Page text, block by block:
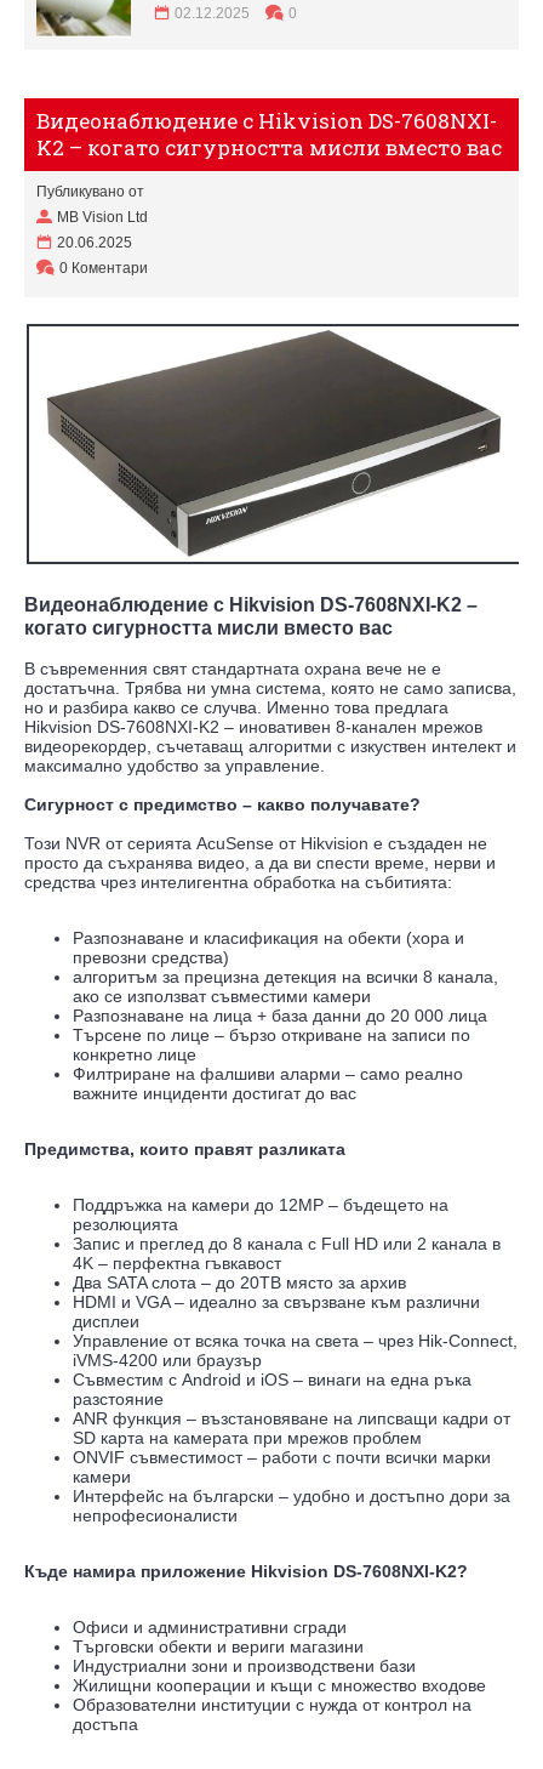
02.12.2025 0
Видеонаблюдение с Hikvision DS-7608NXI-
K2 – когато сигурността мисли вместо вас
Публикувано от
MB Vision Ltd
20.06.2025
0 Коментари
Видеонаблюдение с Hikvision DS-7608NXI-K2 –
когато сигурността мисли вместо вас
В съвременния свят стандартната охрана вече не е
достатъчна. Трябва ни умна система, която не само записва,
но и разбира какво се случва. Именно това предлага
Hikvision DS-7608NXI-K2 – иновативен 8-канален мрежов
видеорекордер, съчетаващ алгоритми с изкуствен интелект и
максимално удобство за управление.
Сигурност с предимство – какво получавате?
Този NVR от серията AcuSense от Hikvision е създаден не
просто да съхранява видео, а да ви спести време, нерви и
средства чрез интелигентна обработка на събитията:
Разпознаване и класификация на обекти (хора и
превозни средства)
алгоритъм за прецизна детекция на всички 8 канала,
ако се използват съвместими камери
Разпознаване на лица + база данни до 20 000 лица
Търсене по лице – бързо откриване на записи по
конкретно лице
Филтриране на фалшиви аларми – само реално
важните инциденти достигат до вас
Предимства, които правят разликата
Поддръжка на камери до 12MP – бъдещето на
резолюцията
Запис и преглед до 8 канала с Full HD или 2 канала в
4K – перфектна гъвкавост
Два SATA слота – до 20TB място за архив
HDMI и VGA – идеално за свързване към различни
дисплеи
Управление от всяка точка на света – чрез Hik-Connect,
iVMS-4200 или браузър
Съвместим с Android и iOS – винаги на една ръка
разстояние
ANR функция – възстановяване на липсващи кадри от
SD карта на камерата при мрежов проблем
ONVIF съвместимост – работи с почти всички марки
камери
Интерфейс на български – удобно и достъпно дори за
непрофесионалисти
Къде намира приложение Hikvision DS-7608NXI-K2?
Офиси и административни сгради
Търговски обекти и вериги магазини
Индустриални зони и производствени бази
Жилищни кооперации и къщи с множество входове
Образователни институции с нужда от контрол на
достъпа